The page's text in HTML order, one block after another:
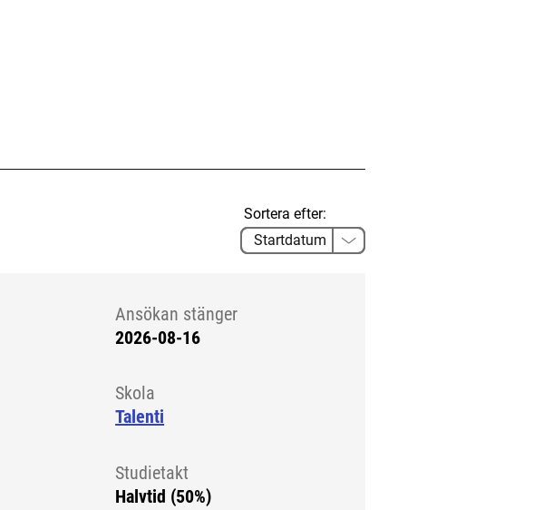
Sortera efter:
Ansökan stänger
2026-08-16
Skola
Talenti
Studietakt
Halvtid (50%)